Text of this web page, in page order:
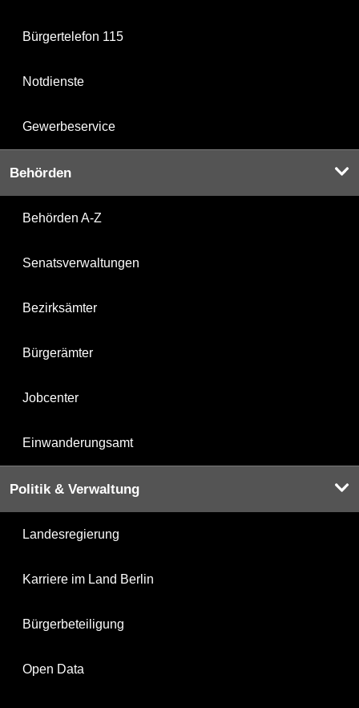
Bürgertelefon 115
Notdienste
Gewerbeservice
Behörden
Behörden A-Z
Senatsverwaltungen
Bezirksämter
Bürgerämter
Jobcenter
Einwanderungsamt
Politik & Verwaltung
Landesregierung
Karriere im Land Berlin
Bürgerbeteiligung
Open Data